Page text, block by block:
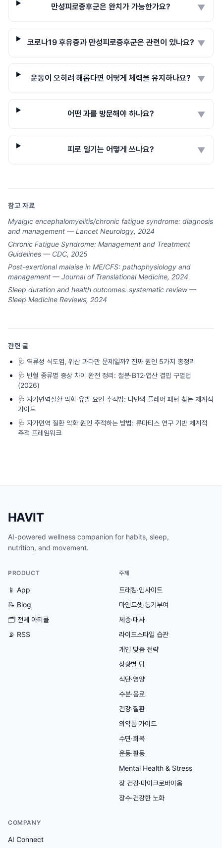
만성피로증후군은 완치가 가능한가요? ▼
코로나19 후유증과 만성피로증후군은 관련이 있나요? ▼
운동이 오히려 해롭다면 어떻게 체력을 유지하나요? ▼
어떤 과를 방문해야 하나요? ▼
피로 일기는 어떻게 쓰나요? ▼
참고 자료
Myalgic encephalomyelitis/chronic fatigue syndrome: diagnosis
and management — Lancet Neurology, 2024
Chronic Fatigue Syndrome: Management and Treatment
Guidelines — CDC, 2025
Post-exertional malaise in ME/CFS: pathophysiology and
management — Journal of Translational Medicine, 2024
Sleep duration and health outcomes: systematic review —
Sleep Medicine Reviews, 2024
관련 글
🩺 역류성 식도염, 위산 과다만 문제일까? 진짜 원인 5가지 총정리
🩺 빈혈 종류별 증상 차이 완전 정리: 철분·B12·엽산 결핍 구별법
(2026)
🩺 자가면역질환 악화 유발 요인 추적법: 나만의 플레어 패턴 찾는 체계적
가이드
🩺 자가면역 질환 악화 원인 추적하는 방법: 류마티스 연구 기반 체계적
추적 프레임워크
HAVIT
AI-powered wellness companion for habits, sleep,
nutrition, and movement.
PRODUCT
📱 App
📝 Blog
🗂 전체 아티클
📡 RSS
주제
트래킹·인사이트
마인드셋·동기부여
체중·대사
라이프스타일 습관
개인 맞춤 전략
상황별 팁
식단·영양
수분·음료
건강·질환
의약품 가이드
수면·회복
운동·활동
Mental Health & Stress
장 건강·마이크로바이옴
장수·건강한 노화
COMPANY
AI Connect